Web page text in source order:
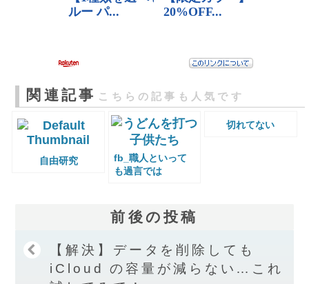
関連記事 こちらの記事も人気です
自由研究
fb_職人といって
も過言では
切れてない
前後の投稿
【解決】データを削除しても
iCloud の容量が減らない…これ